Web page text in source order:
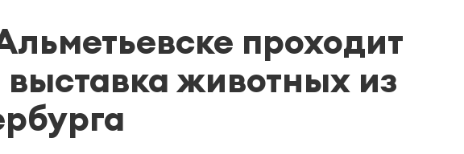
проходит
выставка животных из